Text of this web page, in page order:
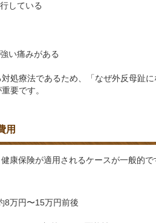
している
い痛みがある
処療法であるため、「なぜ外反母趾
要です。
用
康保険が適用されるケースが一般的で
8万円〜15万円前後